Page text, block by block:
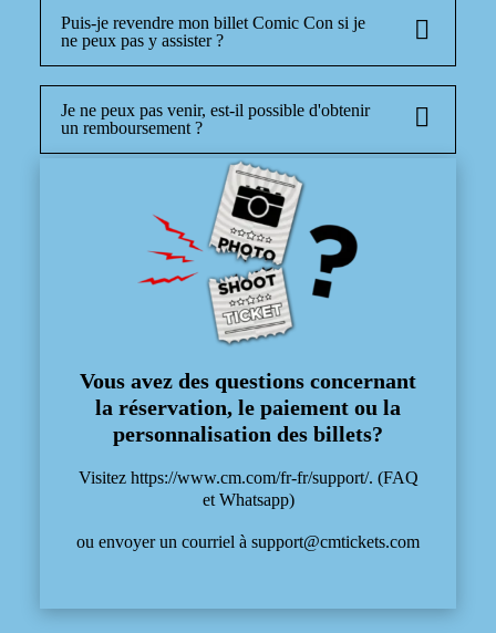
Puis-je revendre mon billet Comic Con si je
ne peux pas y assister ?
Je ne peux pas venir, est-il possible d'obtenir
un remboursement ?
Vous avez des questions concernant
la réservation, le paiement ou la
personnalisation des billets?
Visitez https://www.cm.com/fr-fr/support/. (FAQ
et Whatsapp)
ou envoyer un courriel à support@cmtickets.com